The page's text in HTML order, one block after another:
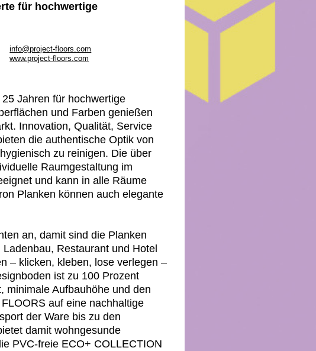
für hochwertige
info@project-floors.com
www.project-floors.com
Jahren für hochwertige
und Farben genießen
Innovation, Qualität, Service
die authentische Optik von
zu reinigen. Die über
Raumgestaltung im
und kann in alle Räume
Planken können auch elegante
an, damit sind die Planken
Restaurant und Hotel
– klicken, kleben, lose verlegen –
ist zu 100 Prozent
minimale Aufbauhöhe und den
auf eine nachhaltige
der Ware bis zu den
damit wohngesunde
PVC-freie ECO+ COLLECTION